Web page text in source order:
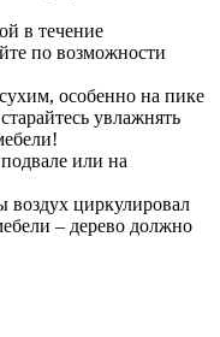
в течение
по возможности
особенно на пике
увлажнять
или на
воздух циркулировал
– дерево должно